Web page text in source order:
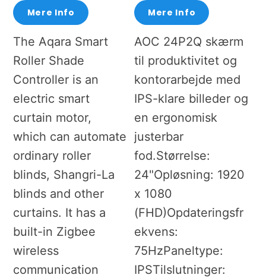
Mere Info
The Aqara Smart
Roller Shade
Controller is an
electric smart
curtain motor,
which can automate
ordinary roller
blinds, Shangri-La
blinds and other
curtains. It has a
built-in Zigbee
wireless
communication
Mere Info
AOC 24P2Q skærm
til produktivitet og
kontorarbejde med
IPS-klare billeder og
en ergonomisk
justerbar
fod.Størrelse:
24"Opløsning: 1920
x 1080
(FHD)Opdateringsfr
ekvens:
75HzPaneltype:
IPSTilslutninger: